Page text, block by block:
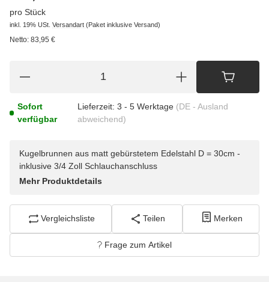
pro Stück
inkl. 19% USt. Versandart (Paket inklusive Versand)
Netto: 83,95 €
Sofort
verfügbar
Lieferzeit: 3 - 5 Werktage (DE - Ausland
abweichend)
Kugelbrunnen aus matt gebürstetem Edelstahl D = 30cm -
inklusive 3/4 Zoll Schlauchanschluss
Mehr Produktdetails
Vergleichsliste Teilen Merken
Frage zum Artikel